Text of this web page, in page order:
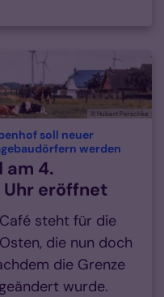
© Hubert Perschke
soll neuer
werden
am 4.
Uhr eröffnet
steht für die
die nun doch
die Grenze
wurde.